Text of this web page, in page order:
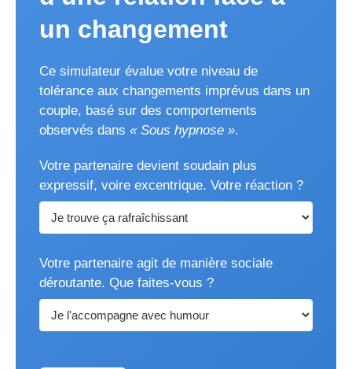
un changement
Ce simulateur évalue votre niveau de
tolérance aux changements imprévus dans un
couple, basé sur des comportements
observés dans « Sous hypnose ».
Votre partenaire devient soudain plus
expressif, voire excentrique. Votre réaction ?
Votre partenaire agit de manière sociale
déroutante. Que faites-vous ?